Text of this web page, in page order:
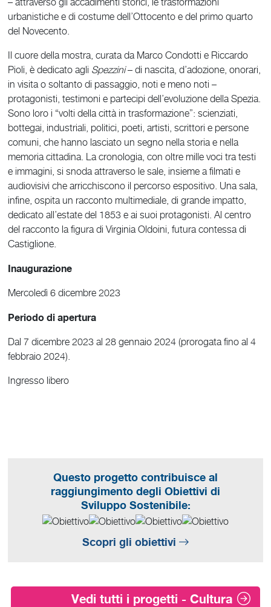
urbanistiche e di costume dell’Ottocento e del primo quarto
del Novecento.
Il cuore della mostra, curata da Marco Condotti e Riccardo
Pioli, è dedicato agli Spezzini– di nascita, d’adozione, onorari,
in visita o soltanto di passaggio, noti e meno noti –
protagonisti, testimoni e partecipi dell’evoluzione della Spezia.
Sono loro i “volti della città in trasformazione”: scienziati,
bottegai, industriali, politici, poeti, artisti, scrittori e persone
comuni, che hanno lasciato un segno nella storia e nella
memoria cittadina. La cronologia, con oltre mille voci tra testi
e immagini, si snoda attraverso le sale, insieme a filmati e
audiovisivi che arricchiscono il percorso espositivo. Una sala,
infine, ospita un racconto multimediale, di grande impatto,
dedicato all’estate del 1853 e ai suoi protagonisti. Al centro
del racconto la figura di Virginia Oldoini, futura contessa di
Castiglione.
Inaugurazione
Mercoledì 6 dicembre 2023
Periodo di apertura
Dal 7 dicembre 2023 al 28 gennaio 2024 (prorogata fino al 4
febbraio 2024).
Ingresso libero
Questo progetto contribuisce al
raggiungimento degli Obiettivi di
Sviluppo Sostenibile:
Scopri gli obiettivi
Vedi tutti i progetti - Cultura